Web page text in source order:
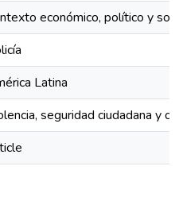
económico, político y
Latina
seguridad ciudadana y